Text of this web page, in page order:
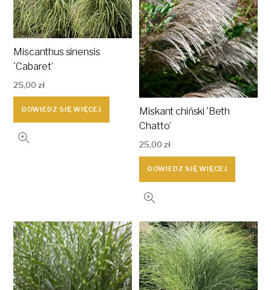
Miscanthus sinensis
'Cabaret’
25,00zł
DOWIEDZ SIĘ WIĘCEJ
Miskant chiński 'Beth
Chatto’
25,00zł
DOWIEDZ SIĘ WIĘCEJ